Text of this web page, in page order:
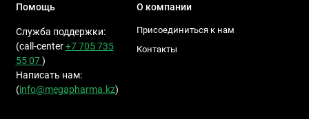
Помощь
Служба поддержки:
(call-center+7 705 735
55 07)
Написать нам:
(info@megapharma.kz)
О компании
Присоединиться к нам
Контакты